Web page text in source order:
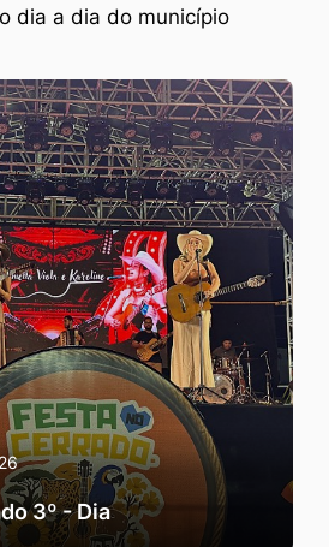
dia a dia do município
3º - Dia